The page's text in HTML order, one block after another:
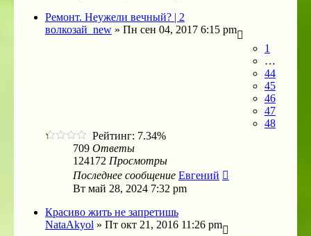
Ремонт. Неужели вечный? | 2
волкозай_new » Пн сен 04, 2017 6:15 pm
1
…
44
45
46
47
48
Рейтинг: 7.34%
709 Ответы
124172 Просмотры
Последнее сообщение Евгений
Вт май 28, 2024 7:32 pm
Красиво жить не запретишь
NataAkyol » Пт окт 21, 2016 11:26 pm